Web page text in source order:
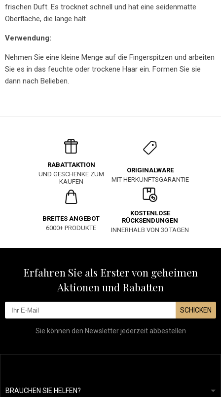
frischen Duft. Es trocknet schnell und hat eine seidenmatte
Oberfläche, die lange hält.
Verwendung:
Nehmen Sie eine kleine Menge auf die Fingerspitzen und arbeiten
Sie es in das feuchte oder trockene Haar ein. Formen Sie sie
dann nach Belieben.
RABATTAKTION
UND GESCHENKE ZUM
KAUFEN
ORIGINALWARE
MIT HERKUNFTSGARANTIE
BREITES ANGEBOT
6000+ PRODUKTE
KOSTENLOSE
RÜCKSENDUNGEN
INNERHALB VON 30 TAGEN
Erfahren Sie als Erster von geheimen
Aktionen und Rabatten
SCHICKEN
Sie können den Newsletter jederzeit abbestellen
BRAUCHEN SIE HELFEN?
info@mapeja.de